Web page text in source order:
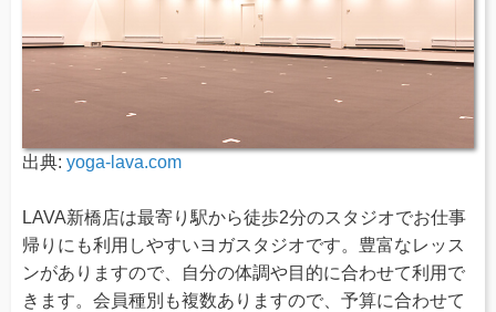
出典: yoga-lava.com
LAVA新橋店は最寄り駅から徒歩2分のスタジオでお仕事
帰りにも利用しやすいヨガスタジオです。豊富なレッス
ンがありますので、自分の体調や目的に合わせて利用で
きます。会員種別も複数ありますので、予算に合わせて